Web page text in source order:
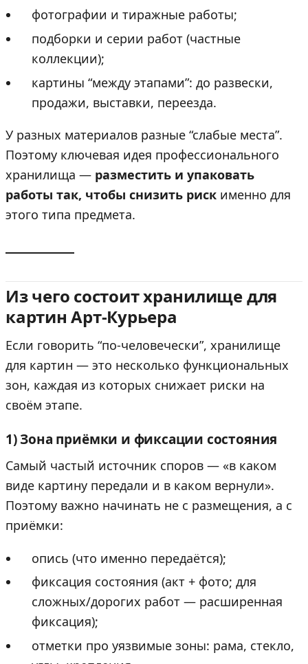
фотографии и тиражные работы;
подборки и серии работ (частные
коллекции);
картины “между этапами”: до развески,
продажи, выставки, переезда.
У разных материалов разные “слабые места”.
Поэтому ключевая идея профессионального
хранилища — разместить и упаковать
работы так, чтобы снизить риск именно для
этого типа предмета.
Из чего состоит хранилище для
картин Арт-Курьера
Если говорить “по-человечески”, хранилище
для картин — это несколько функциональных
зон, каждая из которых снижает риски на
своём этапе.
1) Зона приёмки и фиксации состояния
Самый частый источник споров — «в каком
виде картину передали и в каком вернули».
Поэтому важно начинать не с размещения, а с
приёмки:
опись (что именно передаётся);
фиксация состояния (акт + фото; для
сложных/дорогих работ — расширенная
фиксация);
отметки про уязвимые зоны: рама, стекло,